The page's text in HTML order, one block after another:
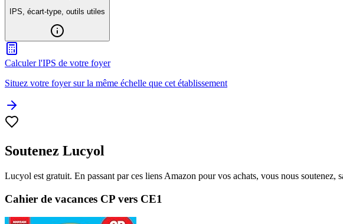
IPS, écart-type, outils utiles
Calculer l'IPS de votre foyer
Situez votre foyer sur la même échelle que cet établissement
Soutenez Lucyol
Lucyol est gratuit. En passant par ces liens Amazon pour vos achats, vous nous soutenez,
Cahier de vacances CP vers CE1